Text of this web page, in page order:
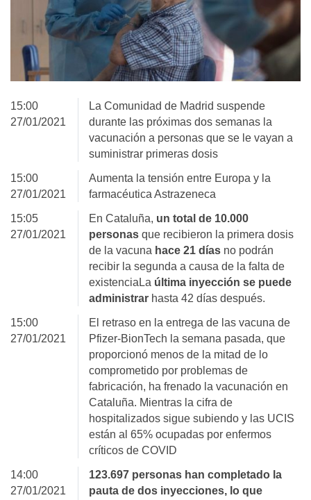
15:00
27/01/2021
La Comunidad de Madrid suspende
durante las próximas dos semanas la
vacunación a personas que se le vayan a
suministrar primeras dosis
15:00
27/01/2021
Aumenta la tensión entre Europa y la
farmacéutica Astrazeneca
15:05
27/01/2021
En Cataluña, un total de 10.000
personas que recibieron la primera dosis
de la vacuna hace 21 días no podrán
recibir la segunda a causa de la falta de
existenciaLa última inyección se puede
administrar hasta 42 días después.
15:00
27/01/2021
El retraso en la entrega de las vacuna de
Pfizer-BionTech la semana pasada, que
proporcionó menos de la mitad de lo
comprometido por problemas de
fabricación, ha frenado la vacunación en
Cataluña. Mientras la cifra de
hospitalizados sigue subiendo y las UCIS
están al 65% ocupadas por enfermos
críticos de COVID
14:00
27/01/2021
123.697 personas han completado la
pauta de dos inyecciones, lo que